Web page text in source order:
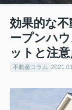
効果的な
ープンハ
ットと注
不動産コラム